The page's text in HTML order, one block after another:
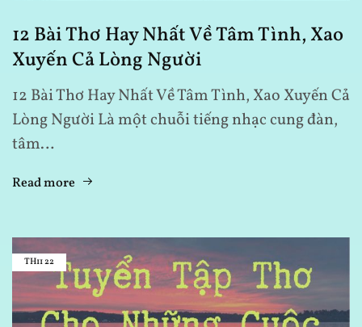
12 Bài Thơ Hay Nhất Về Tâm Tình, Xao
Xuyến Cả Lòng Người
12 Bài Thơ Hay Nhất Về Tâm Tình, Xao Xuyến Cả
Lòng Người Là một chuỗi tiếng nhạc cung đàn,
tâm…
Read more
TH1122